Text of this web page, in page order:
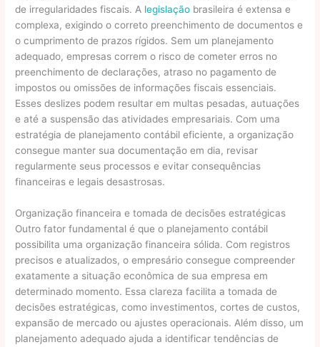
de irregularidades fiscais. A legislação brasileira é extensa e
complexa, exigindo o correto preenchimento de documentos e
o cumprimento de prazos rígidos. Sem um planejamento
adequado, empresas correm o risco de cometer erros no
preenchimento de declarações, atraso no pagamento de
impostos ou omissões de informações fiscais essenciais.
Esses deslizes podem resultar em multas pesadas, autuações
e até a suspensão das atividades empresariais. Com uma
estratégia de planejamento contábil eficiente, a organização
consegue manter sua documentação em dia, revisar
regularmente seus processos e evitar consequências
financeiras e legais desastrosas.
Organização financeira e tomada de decisões estratégicas
Outro fator fundamental é que o planejamento contábil
possibilita uma organização financeira sólida. Com registros
precisos e atualizados, o empresário consegue compreender
exatamente a situação econômica de sua empresa em
determinado momento. Essa clareza facilita a tomada de
decisões estratégicas, como investimentos, cortes de custos,
expansão de mercado ou ajustes operacionais. Além disso, um
planejamento adequado ajuda a identificar tendências de